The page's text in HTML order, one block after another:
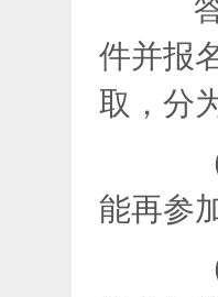
答
件并报
取，分
（1
能再参
（2